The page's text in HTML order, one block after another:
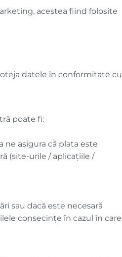
acestea fiind folosite
datele în conformitate cu
poate fi:
asigura că plata este
(site-urile / aplicațiile /
sau dacă este necesară
consecințe în cazul în care